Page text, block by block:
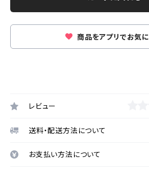
商品をアプリでお気
レビュー
送料・配送方法について
お支払い方法について